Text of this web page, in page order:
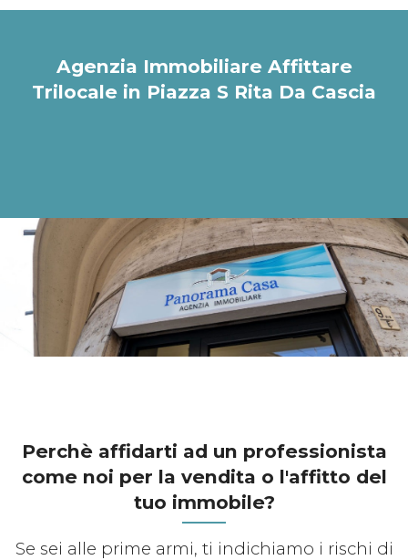
Agenzia Immobiliare Affittare
Trilocale in Piazza S Rita Da Cascia
Perchè affidarti ad un professionista
come noi per la vendita o l'affitto del
tuo immobile?
Se sei alle prime armi, ti indichiamo i rischi di